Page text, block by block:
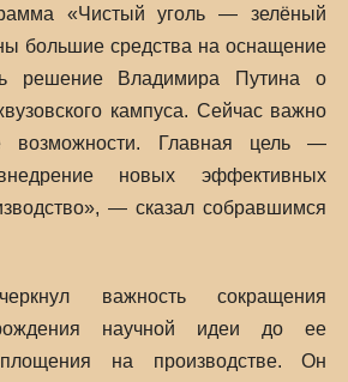
«Чистый уголь — зелёный
большие средства на оснащение
решение Владимира Путина о
кампуса. Сейчас важно
возможности. Главная цель —
новых эффективных
— сказал собравшимся
важность сокращения
научной идеи до ее
на производстве. Он